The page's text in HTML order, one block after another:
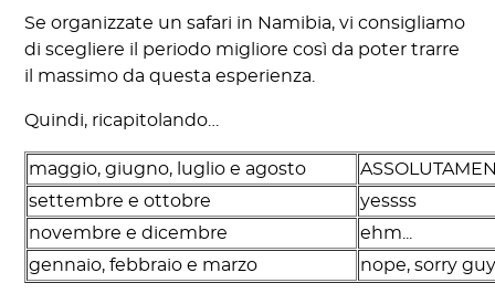
Se organizzate un safari in Namibia, vi consigliamo
di scegliere il periodo migliore così da poter trarre
il massimo da questa esperienza.
Quindi, ricapitolando…
maggio, giugno, luglio e agosto
settembre e ottobre
yessss
novembre e dicembre
ehm...
gennaio, febbraio e marzo
nope, sorry